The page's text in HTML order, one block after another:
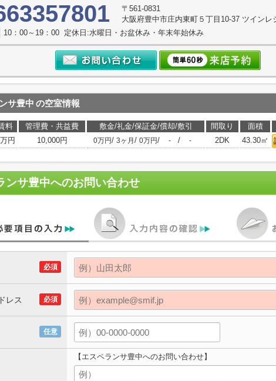
〒561-0831
大阪府豊中市庄内東町５丁目10-37 ツインレ
10：00～19：00 定休日:水曜日・お盆休み・年末年始休み
サ豊中 の空室情報
料 管理費・共益費 敷金/礼金/保証金/償却/敷引 間取り 面積
円 10,000円 0万円/ 3ヶ月 / 0万円/ - / - 2DK 43.30㎡
ンサ豊中へのお問い合わせ
必須
必須
レス
任意
【エスペランサ豊中へのお問い合わせ】